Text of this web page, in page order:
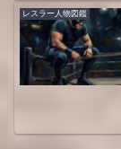
レスラー人物図鑑